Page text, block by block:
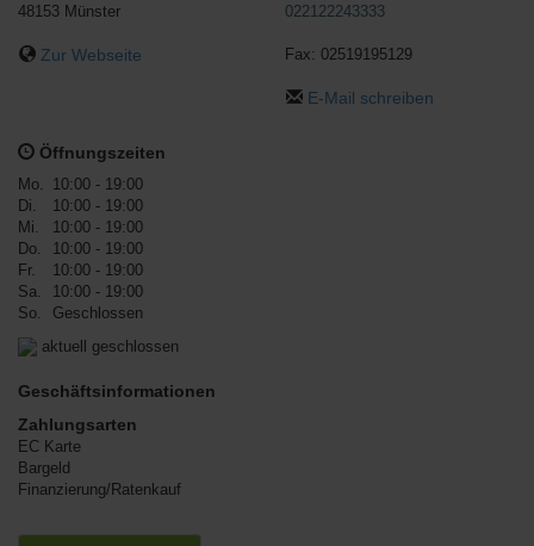
48153 Münster
Zur Webseite
022122243333
Fax: 02519195129
E-Mail schreiben
Öffnungszeiten
Mo.
10:00 - 19:00
Di.
10:00 - 19:00
Mi.
10:00 - 19:00
Do.
10:00 - 19:00
Fr.
10:00 - 19:00
Sa.
10:00 - 19:00
So.
Geschlossen
aktuell geschlossen
Geschäftsinformationen
Zahlungsarten
EC Karte
Bargeld
Finanzierung/Ratenkauf